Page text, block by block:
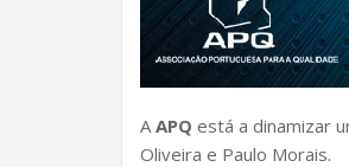
AAPQ está a dinamizar
Oliveira e Paulo Morais.